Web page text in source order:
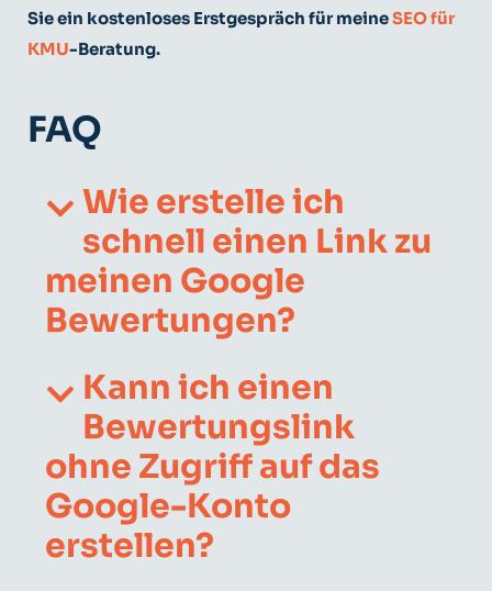
Sie ein kostenloses Erstgespräch für meineSEO für
KMU-Beratung.
FAQ
Wie erstelle ich
schnell einen Link zu
meinen Google
Bewertungen?
Kann ich einen
Bewertungslink
ohne Zugriff auf das
Google-Konto
erstellen?